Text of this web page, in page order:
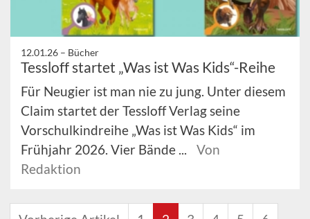
12.01.26 – Bücher
Tessloff startet „Was ist Was Kids“-Reihe
Für Neugier ist man nie zu jung. Unter diesem
Claim startet der Tessloff Verlag seine
Vorschulkindreihe „Was ist Was Kids“ im
Frühjahr 2026. Vier Bände ...
Von
Redaktion